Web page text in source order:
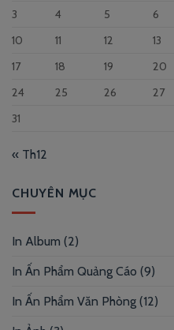
3
4 5 6
10
11 12 13
17
18 19 20
24
25 26 27
31
« Th12
CHUYÊN MỤC
In Album (2)
In Ấn Phẩm Quảng Cáo (9)
In Ấn Phẩm Văn Phòng (12)